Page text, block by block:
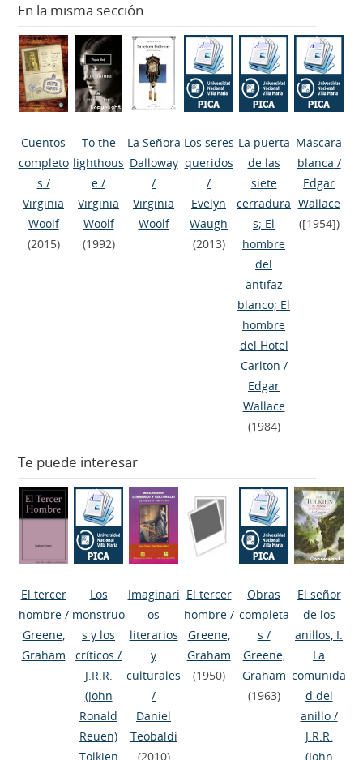
En la misma sección
Cuentos
completo
s /
Virginia
Woolf
(2015)
To the
lighthous
e /
Virginia
Woolf
(1992)
La Señora
Dalloway
/
Virginia
Woolf
Los seres
queridos
/
Evelyn
Waugh
(2013)
La puerta
de las
siete
cerradura
s; El
hombre
del
antifaz
blanco; El
hombre
del Hotel
Carlton /
Edgar
Wallace
(1984)
Máscara
blanca /
Edgar
Wallace
([1954])
Te puede interesar
El tercer
hombre/
Greene,
Graham
Los
monstruo
s y los
críticos /
J.R.R.
(John
Ronald
Reuen)
Tolkien
Imaginari
os
literarios
y
culturales
/
Daniel
Teobaldi
(2010)
El tercer
hombre/
Greene,
Graham
(1950)
Obras
completa
s /
Greene,
Graham
(1963)
El señor
de los
anillos, I.
La
comunida
d del
anillo/
J.R.R.
(John